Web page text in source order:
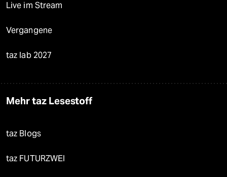
Live im Stream
Vergangene
taz lab 2027
Mehr taz Lesestoff
taz Blogs
taz FUTURZWEI